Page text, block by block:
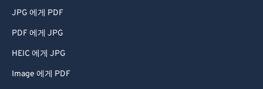
JPG 에게 PDF
PDF 에게 JPG
HEIC 에게 JPG
Image 에게 PDF